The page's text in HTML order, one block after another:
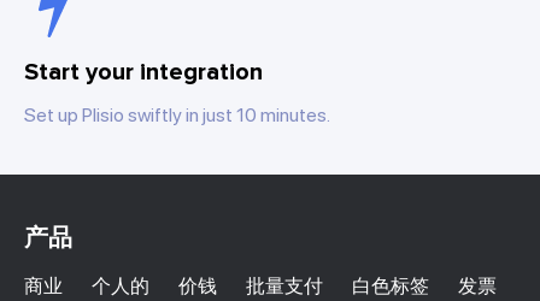
Start your integration
Set up Plisio swiftly in just 10 minutes.
产品
商业 个人的 价钱 批量支付 白色标签
发票